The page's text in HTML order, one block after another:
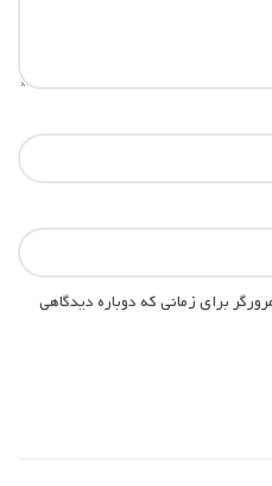
برای زمانی که دوباره دیدگاهی